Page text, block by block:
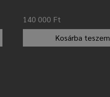
140 000 Ft
Kosárba teszem